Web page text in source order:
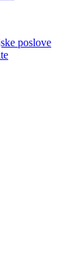
poslove